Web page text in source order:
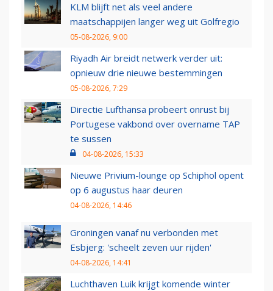
KLM blijft net als veel andere
maatschappijen langer weg uit Golfregio
05-08-2026, 9:00
Riyadh Air breidt netwerk verder uit:
opnieuw drie nieuwe bestemmingen
05-08-2026, 7:29
Directie Lufthansa probeert onrust bij
Portugese vakbond over overname TAP
te sussen
04-08-2026, 15:33
Nieuwe Privium-lounge op Schiphol opent
op 6 augustus haar deuren
04-08-2026, 14:46
Groningen vanaf nu verbonden met
Esbjerg: 'scheelt zeven uur rijden'
04-08-2026, 14:41
Luchthaven Luik krijgt komende winter